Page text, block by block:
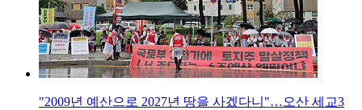
"2009년 예산으로 2027년 땅을 사겠다니"…오산 세교3